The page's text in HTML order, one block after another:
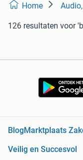
Home
126 resultaten voor
BlogMarktplaats
Veilig en Succesvol